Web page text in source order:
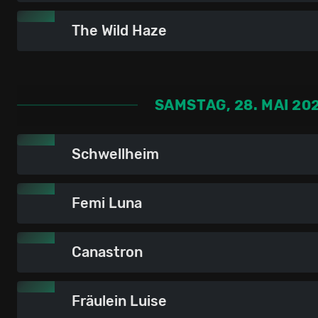
The Wild Haze
SAMSTAG, 28. MAI
Schwellheim
Femi Luna
Canastron
Fräulein Luise